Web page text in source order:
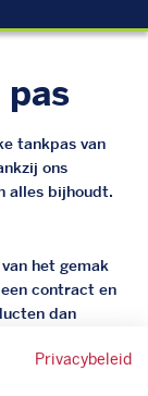
pas
tankpas van
ons
alles bijhoudt.
het gemak
contract en
dan
betaal je
Privacybeleid